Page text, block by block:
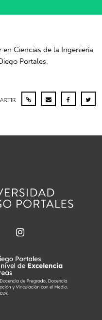
Ciencias de la Ingeniería
Portales.